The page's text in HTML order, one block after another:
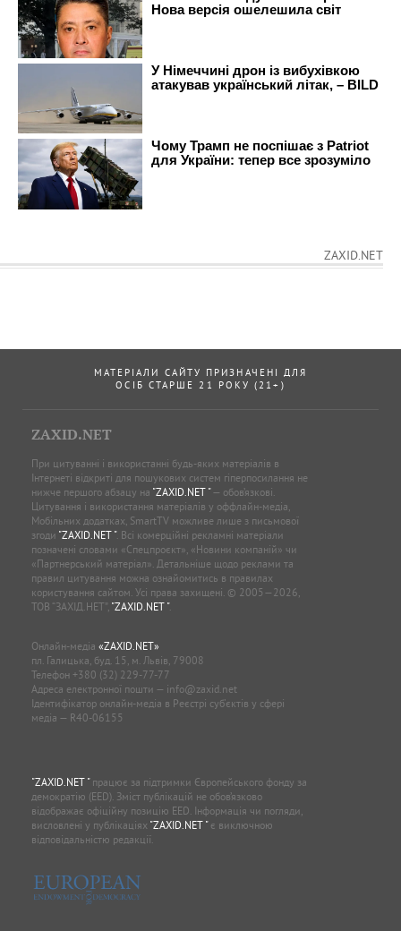
ZAXID.NET
МАТЕРІАЛИ САЙТУ ПРИЗНАЧЕНІ ДЛЯ
ОСІБ СТАРШЕ 21 РОКУ (21+)
ZAXID.NET
При цитуванні і використанні будь-яких матеріалів в
Інтернеті відкриті для пошукових систем гіперпосилання не
нижче першого абзацу на "ZAXID.NET "— обов’язкові.
Цитування і використання матеріалів у оффлайн-медіа,
Мобільних додатках, SmartTV можливе лише з письмової
згоди "ZAXID.NET ". Всі комерційні рекламні матеріали
позначені словами «Спецпроєкт», «Новини компаній» чи
«Партнерський матеріал». Детальніше щодо реклами та
правил цитування можна ознайомитись в правилах
користування сайтом. Усі права захищені. © 2005—2026,
ТОВ “ЗАХІД.НЕТ”, "ZAXID.NET ".
Онлайн-медіа «ZAXID.NET»
пл. Галицька, буд. 15, м. Львів, 79008
Телефон +380 (32) 229-77-77
Адреса електронної пошти — info@zaxid.net
Ідентифікатор онлайн-медіа в Реєстрі суб'єктів у сфері
медіа — R40-06155
"ZAXID.NET "працює за підтримки Європейського фонду за
демократію (EED). Зміст публікацій не обов’язково
відображає офіційну позицію EED. Інформація чи погляди,
висловлені у публікаціях "ZAXID.NET "є виключною
відповідальністю редакції.